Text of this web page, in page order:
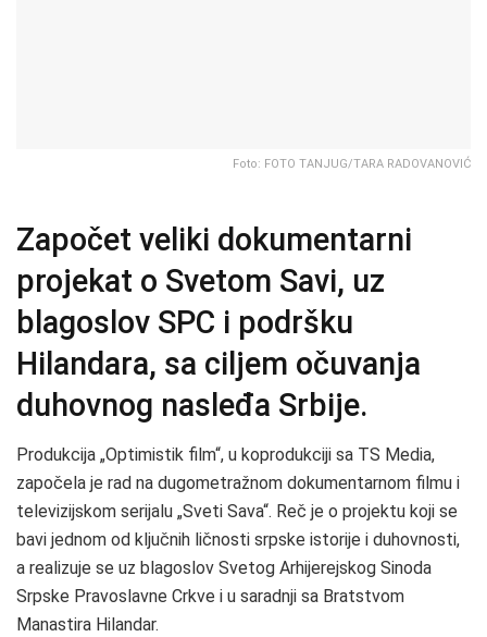
Foto: FOTO TANJUG/TARA RADOVANOVIĆ
Započet veliki dokumentarni
projekat o Svetom Savi, uz
blagoslov SPC i podršku
Hilandara, sa ciljem očuvanja
duhovnog nasleđa Srbije.
Produkcija „Optimistik film“, u koprodukciji sa TS Media,
započela je rad na dugometražnom dokumentarnom filmu i
televizijskom serijalu „Sveti Sava“. Reč je o projektu koji se
bavi jednom od ključnih ličnosti srpske istorije i duhovnosti,
a realizuje se uz blagoslov Svetog Arhijerejskog Sinoda
Srpske Pravoslavne Crkve i u saradnji sa Bratstvom
Manastira Hilandar.